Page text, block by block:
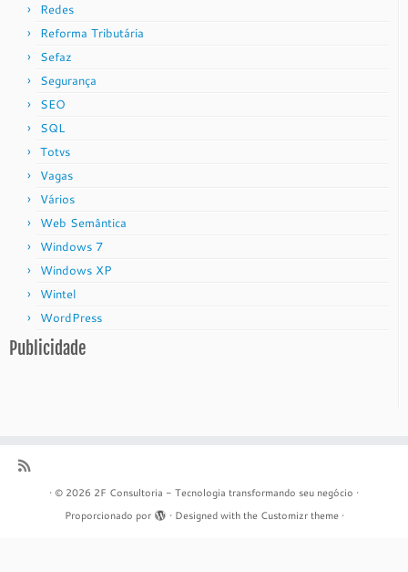
Redes
Reforma Tributária
Sefaz
Segurança
SEO
SQL
Totvs
Vagas
Vários
Web Semântica
Windows 7
Windows XP
Wintel
WordPress
Publicidade
· © 2026 2F Consultoria - Tecnologia transformando seu negócio ·
Proporcionado por
· Designed with the Customizr theme·